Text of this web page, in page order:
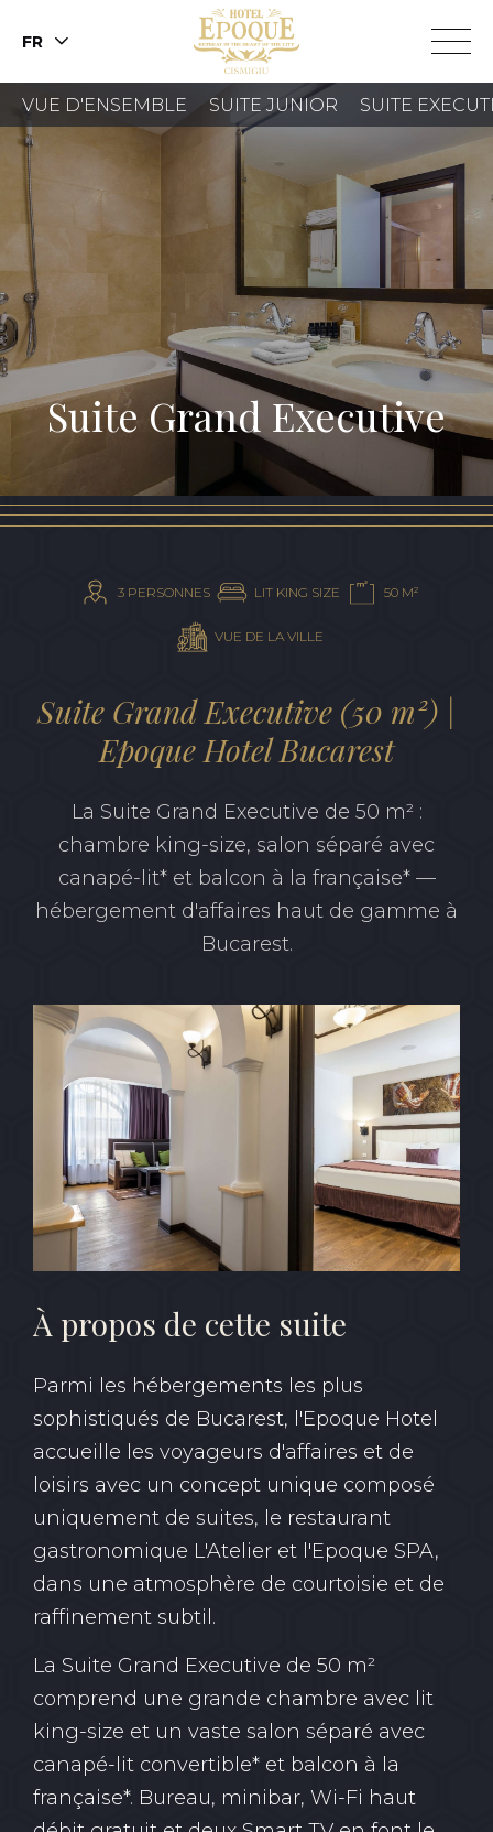
FR
RÉSERVER
CHAMBRE
RÉSERVER
UNE TABLE
CADEAU
VUE D'ENSEMBLE SUITE JUNIOR SUITE
Suite Grand Executive
3 PERSONNES LIT KING SIZE 50 M²
VUE DE LA VILLE
Suite Grand Executive (50 m²) |
Epoque Hotel Bucarest
La Suite Grand Executive de 50 m² :
chambre king-size, salon séparé avec
canapé-lit* et balcon à la française* —
hébergement d'affaires haut de gamme à
Bucarest.
À propos de cette suite
Parmi les hébergements les plus
sophistiqués de Bucarest, l'Epoque Hotel
accueille les voyageurs d'affaires et de
loisirs avec un concept unique composé
uniquement de suites, le restaurant
gastronomique L'Atelier et l'Epoque SPA,
dans une atmosphère de courtoisie et de
raffinement subtil.
La Suite Grand Executive de 50 m²
comprend une grande chambre avec lit
king-size et un vaste salon séparé avec
canapé-lit convertible* et balcon à la
française*. Bureau, minibar, Wi-Fi haut